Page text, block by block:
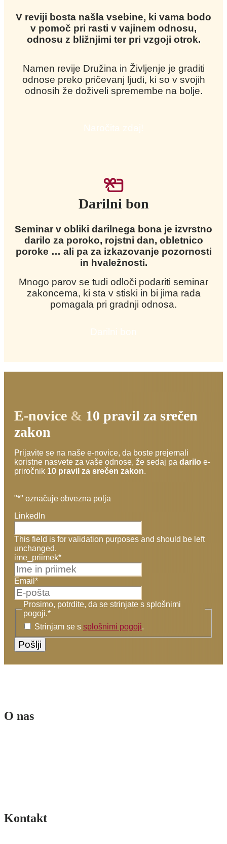
V reviji bosta našla vsebine, ki vama bodo
v pomoč pri rasti v vajinem odnosu,
odnosu z bližnjimi ter pri vzgoji otrok.
Namen revije Družina in Življenje je graditi
odnose preko pričevanj ljudi, ki so v svojih
odnosih že doživeli spremembe na bolje.
Darilni bon
Seminar v obliki darilnega bona je izvrstno
darilo za poroko, rojstni dan, obletnico
poroke … ali pa za izkazovanje pozornosti
in hvaležnosti.
Mnogo parov se tudi odloči podariti seminar
zakoncema, ki sta v stiski in bi jima rada
pomagala pri gradnji odnosa.
E-novice & 10 pravil za srečen
zakon
Prijavite se na naše e-novice, da boste prejemali
koristne nasvete za vaše odnose, že sedaj pa darilo e-
priročnik 10 pravil za srečen zakon.
"*" označuje obvezna polja
LinkedIn
This field is for validation purposes and should be left
unchanged.
ime_priimek*
Email *
Prosimo, potrdite, da se strinjate s splošnimi
pogoji.*
Strinjam se s splošnimi pogoji.
O nas
Kontakt